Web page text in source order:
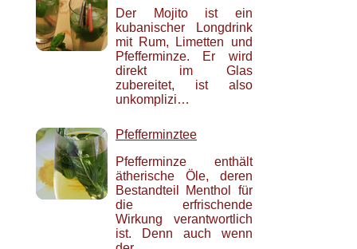
Der Mojito ist ein
kubanischer Longdrink
mit Rum, Limetten und
Pfefferminze. Er wird
direkt im Glas
zubereitet, ist also
unkomplizi…
Pfefferminztee
Pfefferminze enthält
ätherische Öle, deren
Bestandteil Menthol für
die erfrischende
Wirkung verantwortlich
ist. Denn auch wenn